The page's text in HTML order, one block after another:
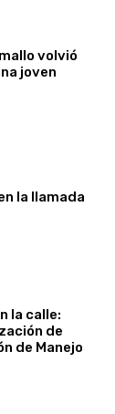
volvió
joven
la llamada
la calle:
de
de Manejo